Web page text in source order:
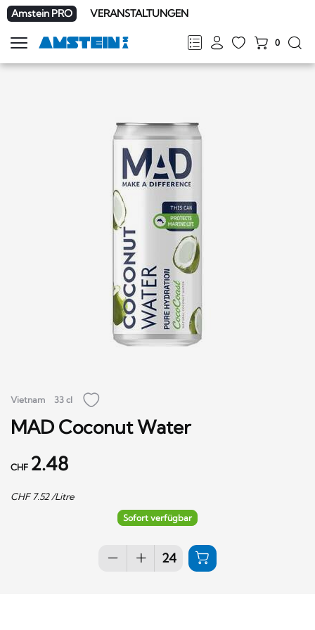
Amstein PRO VERANSTALTUNGEN
FRDEENIT
0
Navigation
zeigen
Vietnam 33 cl
MAD Coconut Water
CHF 2.48
CHF 7.52/Litre
Sofort verfügbar